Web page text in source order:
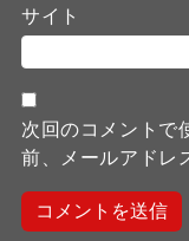
サイト
次回のコメントで
前、メールアドレ